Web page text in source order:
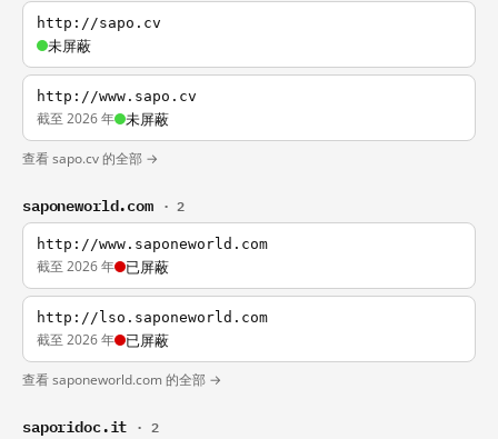
http://sapo.cv
未屏蔽
http://www.sapo.cv
截至 2026 年 未屏蔽
查看 sapo.cv 的全部 →
saponeworld.com · 2
http://www.saponeworld.com
截至 2026 年 已屏蔽
http://lso.saponeworld.com
截至 2026 年 已屏蔽
查看 saponeworld.com 的全部 →
saporidoc.it · 2